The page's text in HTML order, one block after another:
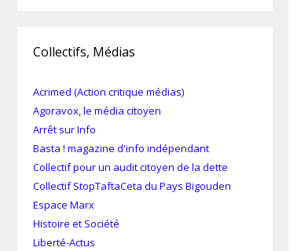
Collectifs, Médias
Acrimed (Action critique médias)
Agoravox, le média citoyen
Arrêt sur Info
Basta ! magazine d'info indépendant
Collectif pour un audit citoyen de la dette
Collectif StopTaftaCeta du Pays Bigouden
Espace Marx
Histoire et Société
Liberté-Actus